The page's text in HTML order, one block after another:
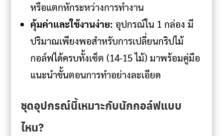
หรือแตกหักระหว่างการทำงาน
คุ้มค่าและใช้งานง่าย: อุปกรณ์ใน 1 กล่อง มี
ปริมาณเพียงพอสำหรับการเปลี่ยนกริปไม้
กอล์ฟได้ครบทั้งเซ็ต (14-15 ไม้) มาพร้อมคู่มือ
แนะนำขั้นตอนการทำอย่างละเอียด
ชุดอุปกรณ์นี้เหมาะกับนักกอล์ฟแบบ
ไหน?